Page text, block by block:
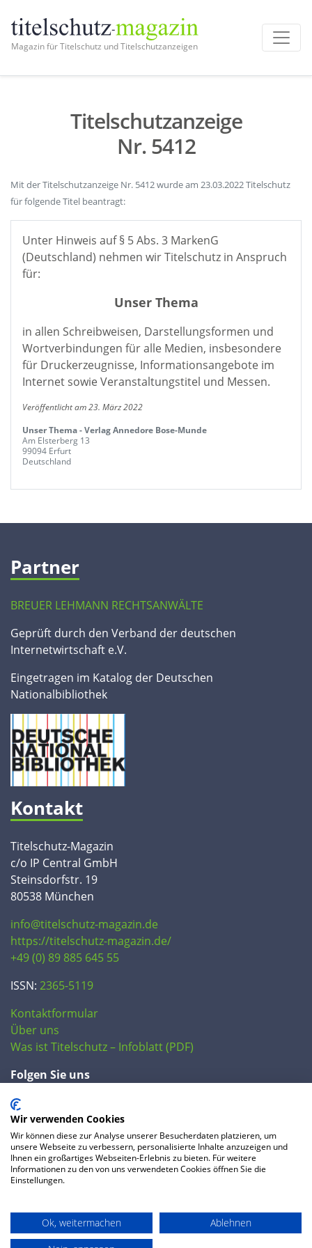
Magazin für Titelschutz und Titelschutzanzeigen
Titelschutzanzeige
Nr. 5412
Mit der Titelschutzanzeige Nr. 5412 wurde am 23.03.2022 Titelschutz
für folgende Titel beantragt:
Unter Hinweis auf § 5 Abs. 3 MarkenG
(Deutschland) nehmen wir Titelschutz in Anspruch
für:
Unser Thema
in allen Schreibweisen, Darstellungsformen und
Wortverbindungen für alle Medien, insbesondere
für Druckerzeugnisse, Informationsangebote im
Internet sowie Veranstaltungstitel und Messen.
Veröffentlicht am 23. März 2022
Unser Thema - Verlag Annedore Bose-Munde
Am Elsterberg 13
99094 Erfurt
Deutschland
Partner
BREUER LEHMANN RECHTSANWÄLTE
Geprüft durch den Verband der deutschen
Internetwirtschaft e.V.
Eingetragen im Katalog der Deutschen
Nationalbibliothek
Kontakt
Titelschutz-Magazin
c/o IP Central GmbH
Steinsdorfstr. 19
80538 München
info@titelschutz-magazin.de
https://titelschutz-magazin.de/
+49 (0) 89 885 645 55
ISSN: 2365-5119
Kontaktformular
Über uns
Was ist Titelschutz – Infoblatt (PDF)
Folgen Sie uns
FAQ
Datenschutzerklärung AGB
Preise
Impressum
Wir verwenden Cookies
Wir können diese zur Analyse unserer Besucherdaten platzieren, um
unsere Webseite zu verbessern, personalisierte Inhalte anzuzeigen und
Ihnen ein großartiges Webseiten-Erlebnis zu bieten. Für weitere
Informationen zu den von uns verwendeten Cookies öffnen Sie die
Einstellungen.
Ok, weitermachen
Ablehnen